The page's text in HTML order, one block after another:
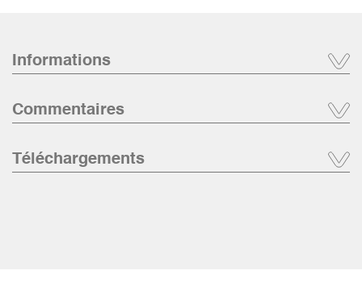
Informations
Commentaires
Téléchargements